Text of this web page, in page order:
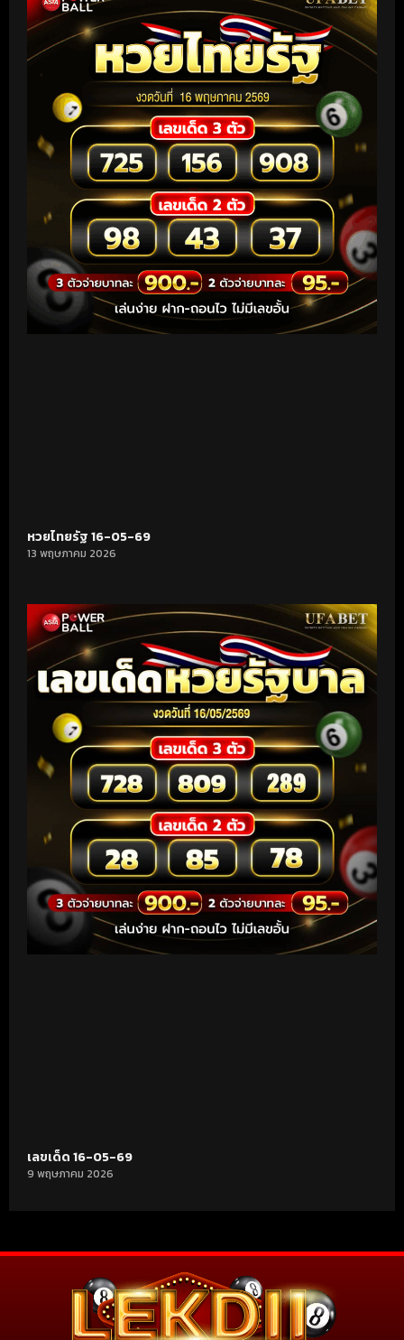
หวยไทยรัฐ 16-05-69
13 พฤษภาคม 2026
เลขเด็ด 16-05-69
9 พฤษภาคม 2026